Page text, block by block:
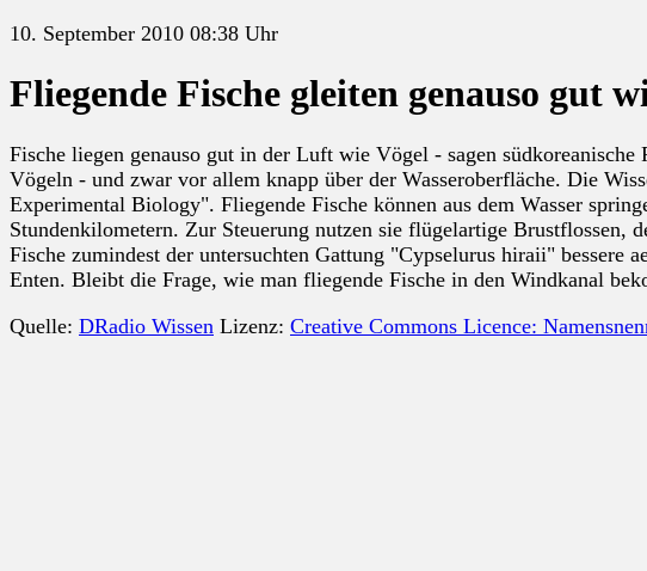
10. September 2010 08:38 Uhr
Fliegende Fische gleiten genauso gut
Fische liegen genauso gut in der Luft wie Vögel - sagen
Vögeln - und zwar vor allem knapp über der Wasseroberfläche. Die
Experimental Biology". Fliegende Fische können aus dem Wasser
Stundenkilometern. Zur Steuerung nutzen sie flügelartige Brustflossen,
Fische zumindest der untersuchten Gattung "Cypselurus hiraii" bessere
Enten. Bleibt die Frage, wie man fliegende Fische in den Windkanal
Quelle: DRadio Wissen Lizenz: Creative Commons Licence: